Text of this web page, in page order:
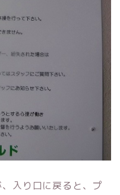
入り口に戻ると、プ